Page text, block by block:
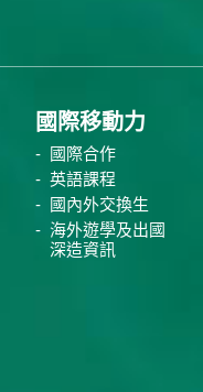
國際移動力
國際合作
英語課程
國內外交換生
海外遊學及出國
深造資訊